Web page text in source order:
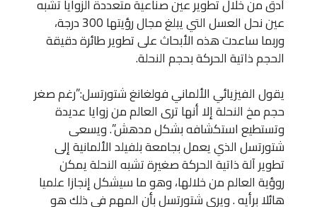
أدق من خلال تطوير عين صناعية متعددة الزوايا تشبه
عين نحل العسل التي يبلغ مجال رؤيتها 300 درجة،
وربما ساعدت هذه الأبحاث على تطوير طائرة دقيقة
الحجم ذاتية الحركة بحجم النحلة.
يقول الفيزيائي الألماني فولغانغ شتورتسل:”رغم صغر
حجم مخ النحلة إلا أنها ترى العالم من زوايا عديدة
وتستطيع استكشافه بشكل مدهش”. ويسعى
شتورتسل الذي يعمل بجامعة بلفيلد الألمانية إلى
تطوير آلة ذاتية الحركة صغيرة تشبه النحلة يمكن
روؤية العالم من خلالها، وهو ما سيشكل إنجازا علميا
هائلا برأيه . ويرى شتورتسل بأن المهم في ذلك هو